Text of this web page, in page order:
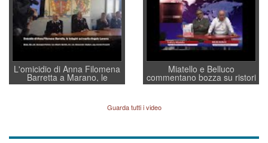
L'omicidio di Anna Filomena
Barretta a Marano, le
indagini dei carabinieri di
quelle di... Barbara D'Urso
Miatello e Belluco
commentano bozza su ristori
BPVi e Veneto Banca
Guarda tutti i video